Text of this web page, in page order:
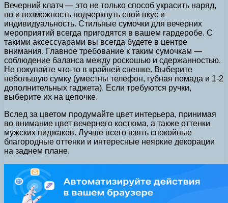
Вечерний клатч — это не только способ украсить наряд,
но и возможность подчеркнуть свой вкус и
индивидуальность. Стильные сумочки для вечерних
мероприятий всегда пригодятся в вашем гардеробе. С
такими аксессуарами вы всегда будете в центре
внимания. Главное требование к таким сумочкам —
соблюдение баланса между роскошью и сдержанностью.
Не покупайте что-то в крайней спешке. Выберите
небольшую сумку (уместны телефон, губная помада и 1-2
дополнительных гаджета). Если требуются ручки,
выберите их на цепочке.
Вслед за цветом продумайте цвет интерьера, принимая
во внимание цвет вечернего костюма, а также оттенки
мужских пиджаков. Лучше всего взять спокойные
благородные оттенки и интересные неяркие декорации
на заднем плане.